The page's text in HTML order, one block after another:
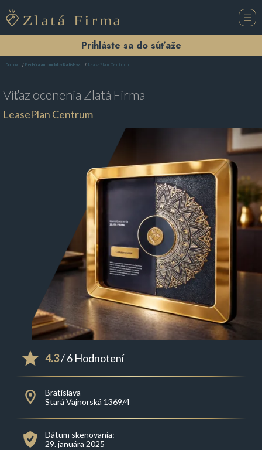
Prihláste sa do súťaže
Domov Predajca automobilov Bratislava LeasePlan Centrum
Víťaz ocenenia Zlatá Firma
LeasePlan Centrum
4.3/ 6 Hodnotení
Bratislava
Stará Vajnorská 1369/4
Dátum skenovania:
29. januára 2025